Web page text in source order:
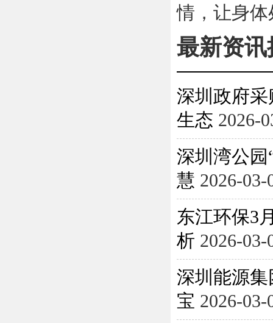
情，让身
最新资讯
深圳政府
生态 2026-
深圳湾公
慧 2026-03-
东江环保3
析 2026-03-
深圳能源
宝 2026-03-